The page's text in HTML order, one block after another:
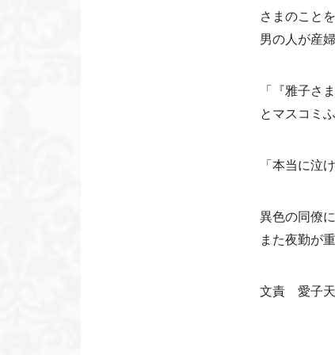
さまのこと
男の人が産
「『雅子さ
とマスコミ
「本当に泣け
異色の同僚
また夜勤が
文責 愛子天